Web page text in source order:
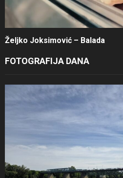
Željko Joksimović – Balada
FOTOGRAFIJA DANA